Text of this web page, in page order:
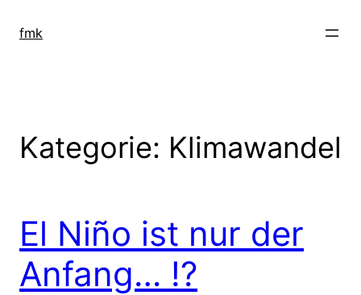
Inhalt
fmk
Kategorie: Klimawandel
El Niño ist nur der
Anfang… !?